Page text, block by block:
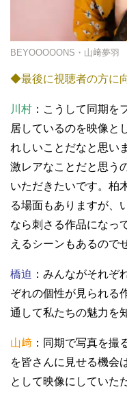
BEYOOOOONS・山﨑夢羽
◆最後に視聴者の方に
川村 ：こうして同期を
居しているのを映像と
れしいことだなと思い
激レアなことだと思う
いただきたいです。柏
る場面もありますが、
なら刺さる作品になっ
えるシーンもあるので
橋迫 ：みんながそれぞ
ぞれの個性が見られる
通して私たちの魅力を
山﨑 ：同期で写真を撮
を皆さんに見せる機会
として映像にしていた